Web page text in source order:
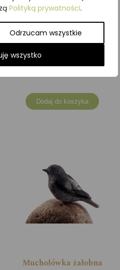
Polityką prywatności.
Odrzucam wszystkie
wszystkoOrlik krzykliwy
Dodaj do koszyka
Muchołówka żałobna